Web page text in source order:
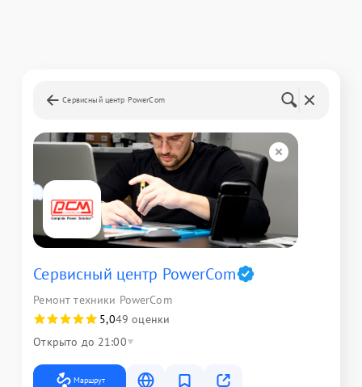
Сервисный центр PowerCom
Сервисный центр PowerCom
Ремонт техники PowerCom
5,049 оценки
Открыто до 21:00
Маршрут